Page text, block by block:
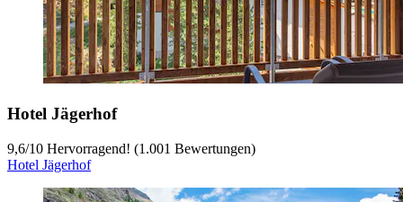
Hotel Jägerhof
9,6/10 Hervorragend! (1.001 Bewertungen)
Hotel Jägerhof